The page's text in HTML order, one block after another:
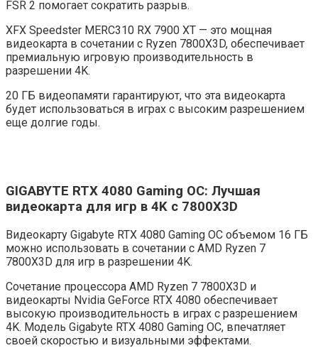
FSR 2 помогает сократить разрыв.
XFX Speedster MERC310 RX 7900 XT — это мощная
видеокарта в сочетании с Ryzen 7800X3D, обеспечивает
премиальную игровую производительность в
разрешении 4K.
20 ГБ видеопамяти гарантируют, что эта видеокарта
будет использоваться в играх с высоким разрешением
еще долгие годы.
GIGABYTE RTX 4080 Gaming OC: Лучшая
видеокарта для игр в 4K с 7800X3D
Видеокарту Gigabyte RTX 4080 Gaming OC объемом 16 ГБ
можно использовать в сочетании с AMD Ryzen 7
7800X3D для игр в разрешении 4K.
Сочетание процессора AMD Ryzen 7 7800X3D и
видеокарты Nvidia GeForce RTX 4080 обеспечивает
высокую производительность в играх с разрешением
4K. Модель Gigabyte RTX 4080 Gaming OC, впечатляет
своей скоростью и визуальными эффектами.